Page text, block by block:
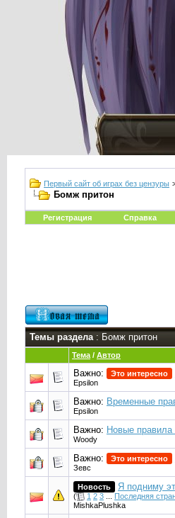
Первый сайт об играх без цензуры
Бомж притон
Регистрация Справка
Темы раздела: Бомж притон
Тема/ Автор
Важно: Это интересно
Epsilon
Важно: Временные
Epsilon
Важно: Новые правила
Woody
Важно: Это интересно
Зевс
Новость Я подниму
( 1 2 3... Последняя
MishkaPlushka